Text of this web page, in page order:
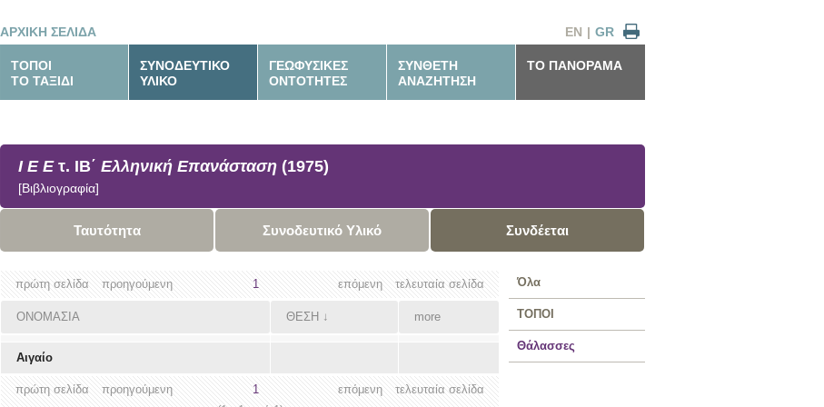
ΑΡΧΙΚΗ ΣΕΛΙΔΑ GR
|
EN
ΤΟΠΟΙ
ΤΟ ΤΑΞΙΔΙ
ΣΥΝΟΔΕΥΤΙΚΟ
ΥΛΙΚΟ
ΓΕΩΦΥΣΙΚΕΣ
ΟΝΤΟΤΗΤΕΣ
ΣΥΝΘΕΤΗ
ΑΝΑΖΗΤΗΣΗ
ΤΟ ΠΑΝΟΡΑΜΑ
Ι Ε Ετ. ΙΒ΄ Ελληνική Επανάσταση (1975)
[Βιβλιογραφία]
Ταυτότητα Συνοδευτικό Υλικό Συνδέεται
τελευταία σελίδα
επόμενη
πρώτη σελίδα προηγούμενη 1
ΟΝΟΜΑΣΙΑ ΘΕΣΗ ↓ more
Αιγαίο
τελευταία σελίδα
επόμενη
πρώτη σελίδα προηγούμενη
1
Όλα
ΤΟΠΟΙ
Θάλασσες